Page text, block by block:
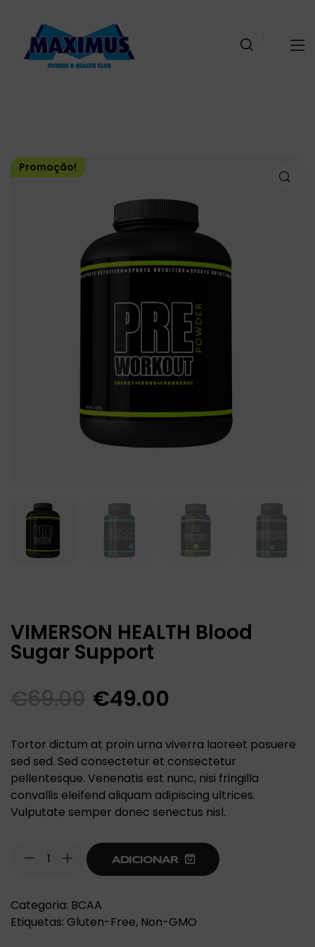
Promoção!
VIMERSON HEALTH Blood
Sugar Support
€49.00
Tortor dictum at proin urna viverra laoreet posuere
sed sed. Sed consectetur et consectetur
pellentesque. Venenatis est nunc, nisi fringilla
convallis eleifend aliquam adipiscing ultrices.
Vulputate semper donec senectus nisl.
ADICIONAR
Categoria: BCAA
Etiquetas: Gluten-Free, Non-GMO